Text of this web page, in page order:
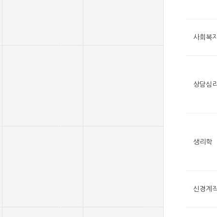
사회복
상담심
생리학
신경계